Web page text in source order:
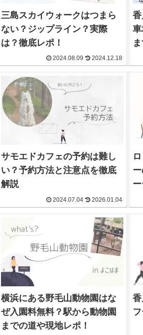
三島スカイウォークはつまら
ない？ジップライン？実際
は？徹底レポ！
2024.08.09 2024.12.18
サモエドカフェの予約は難し
い？予約方法と注意点を徹底
解説
2024.07.04 2026.01.04
横浜にある野毛山動物園はな
ぜ入園料無料？駅から動物園
までの道や現地レポ！